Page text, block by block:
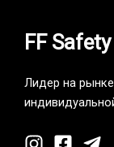
FF
Лидер на